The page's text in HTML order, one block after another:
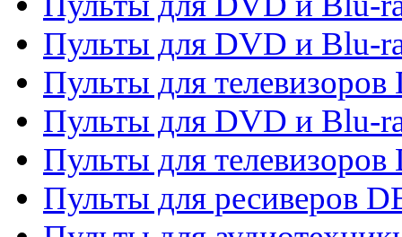
Пульты для DVD и Blu-
Пульты для
Пульты для DVD и Blu-
Пульты для телевизоров
Пульты для ресиверов